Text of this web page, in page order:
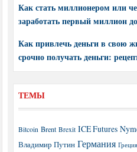
Как стать миллионером или
заработать первый миллион
Как привлечь деньги в свою
срочно получать деньги:
ТЕМЫ
Bitcoin Brent Brexit ICE Futures
Владимир Путин Германия Греция